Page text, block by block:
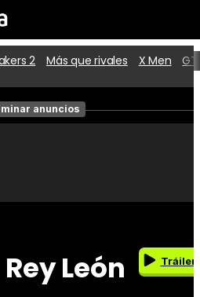
Cartelera
2 Más que rivales X Men
anuncios
León Tráiler